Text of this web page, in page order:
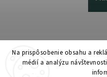
Na prispôsobenie obsahu a
médií a analýzu